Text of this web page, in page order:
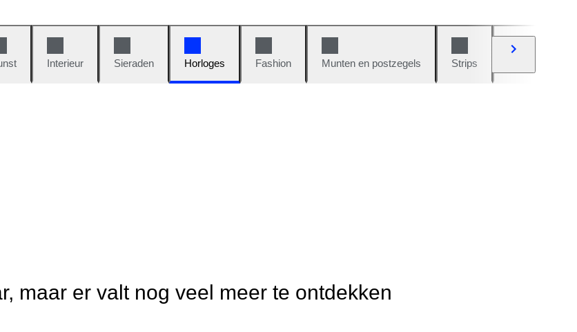
Interieur Sieraden Horloges Fashion Munten en postzegels Strips
maar er valt nog veel meer te ontdekken